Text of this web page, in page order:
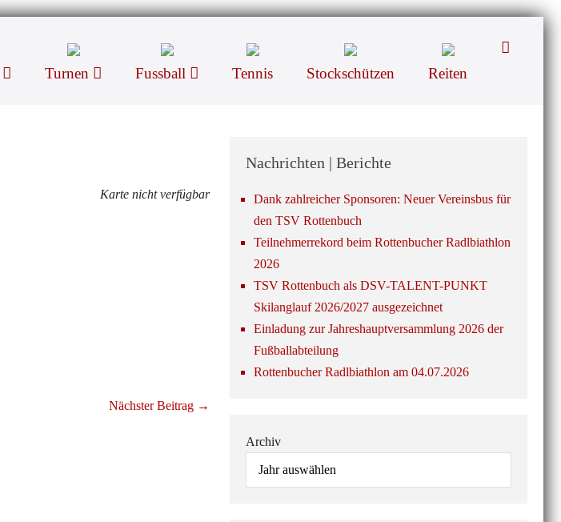
Turnen Fussball Tennis Stockschützen Reiten
Suche-
Karte nicht verfügbar
Nächster Beitrag →
Nachrichten | Berichte
Dank zahlreicher Sponsoren: Neuer Vereinsbus für
den TSV Rottenbuch
Teilnehmerrekord beim Rottenbucher Radlbiathlon
2026
TSV Rottenbuch als DSV-TALENT-PUNKT
Skilanglauf 2026/2027 ausgezeichnet
Einladung zur Jahreshauptversammlung 2026 der
Fußballabteilung
Rottenbucher Radlbiathlon am 04.07.2026
Archiv